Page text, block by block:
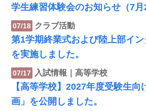
学生練習体験会のお知らせ（7月
07/18 クラブ活動
第1学期終業式および陸上部イ
を実施しました。
07/17 入試情報｜高等学校
【高等学校】2027年度受験生向
画」を公開しました。